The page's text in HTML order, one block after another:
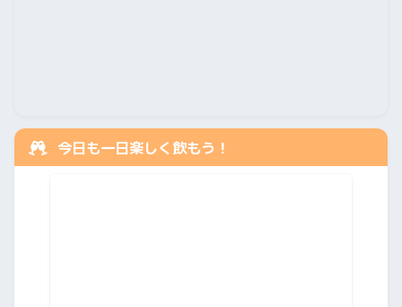
今日も一日楽しく飲もう！